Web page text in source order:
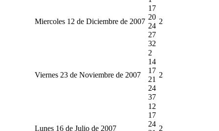
Miercoles 12 de Diciembre de 2007
17
20
24
27
32
2
Viernes 23 de Noviembre de 2007
2
14
17
21
24
37
2
Lunes 16 de Julio de 2007
12
17
24
2